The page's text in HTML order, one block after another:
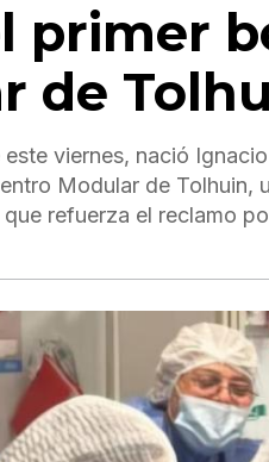
primer
de
este viernes, nació
Modular de Tolhuin,
refuerza el reclamo